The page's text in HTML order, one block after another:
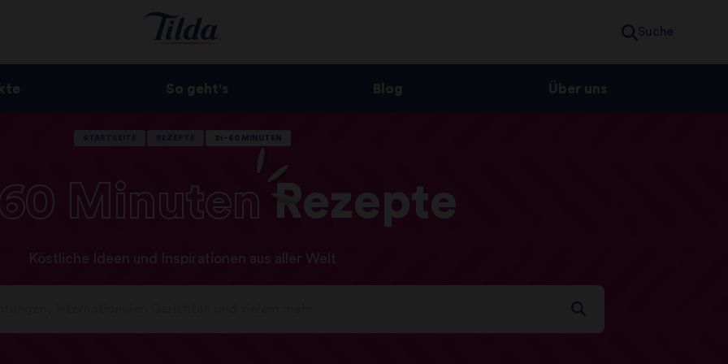
Suche
So geht's Blog Über uns
31–60 MINUTEN
Minuten Rezepte
Köstliche Ideen und Inspirationen aus aller Welt